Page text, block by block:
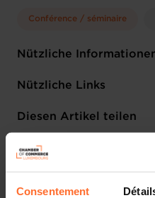
Consentement
Conférence / séminaire
Nützliche
Montag 11 Mai 2026
Luxembourg Chamber of
1 Anhang
Nützliche Links
Diesen Artikel teilen